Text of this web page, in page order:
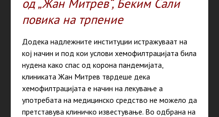
од „Жан Митрев“, Беким Сали
повика на трпение
Додека надлежните институции истражуваат на
кој начин и под кои услови хемофилтрацијата била
нудена како спас од корона пандемијата,
клиниката Жан Митрев тврдеше дека
хемофилтрацијата е начин на лекување а
употребата на медицинско средство не можело да
претставува клиничко известување. Во одбрана на